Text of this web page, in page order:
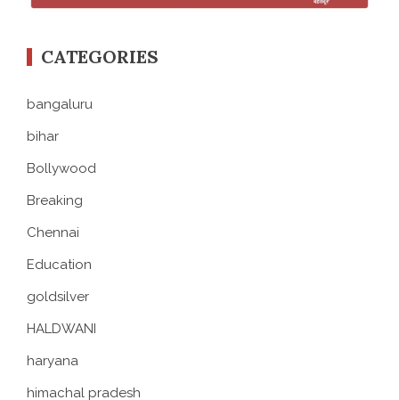
CATEGORIES
bangaluru
bihar
Bollywood
Breaking
Chennai
Education
goldsilver
HALDWANI
haryana
himachal pradesh